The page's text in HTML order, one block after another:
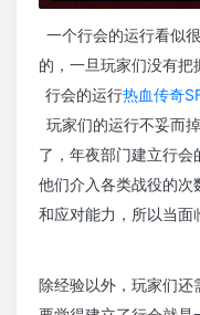
一个行会的运行看似
的，一旦玩家们没有
行会的运行热血传奇
玩家们的运行不妥而
了，年夜部门建立行会
他们介入各类战役的次
和应对能力，所以当面
除经验以外，玩家们还